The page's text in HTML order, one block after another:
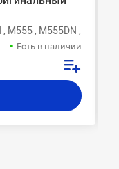
M555 , M555DN , M555X
Есть в наличии